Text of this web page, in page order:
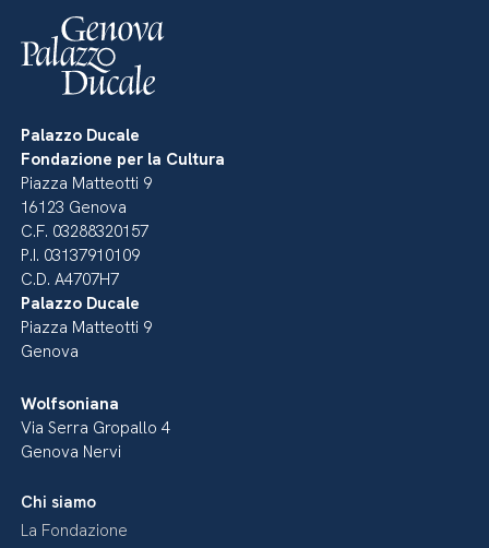
Palazzo Ducale
Fondazione per la Cultura
Piazza Matteotti 9
16123 Genova
C.F. 03288320157
P.I. 03137910109
C.D. A4707H7
Palazzo Ducale
Piazza Matteotti 9
Genova
Wolfsoniana
Via Serra Gropallo 4
Genova Nervi
Chi siamo
La Fondazione